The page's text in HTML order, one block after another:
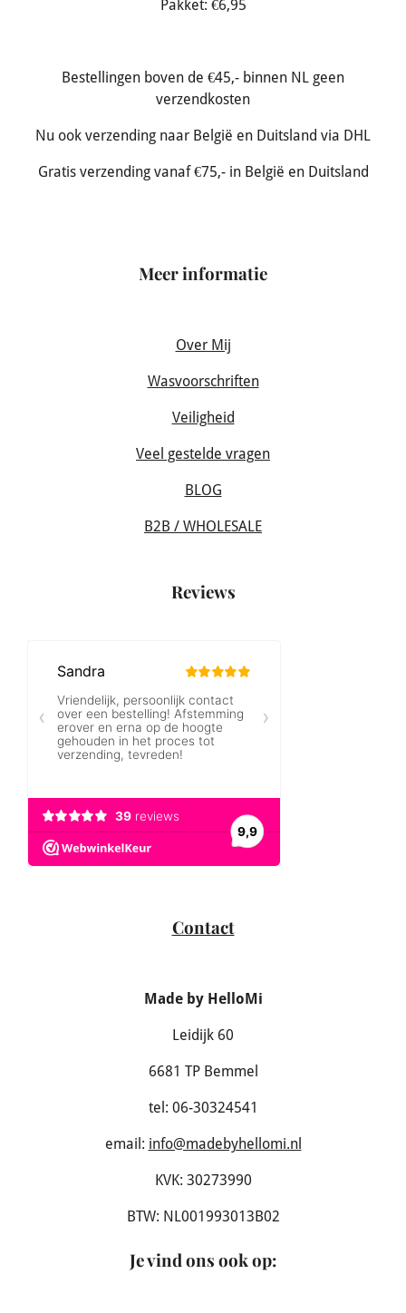
Pakket: €6,95
Bestellingen boven de €45,- binnen NL geen
verzendkosten
Nu ook verzending naar België en Duitsland via DHL
Gratis verzending vanaf €75,- in België en Duitsland
Meer informatie
Over Mij
Wasvoorschriften
Veiligheid
Veel gestelde vragen
BLOG
B2B / WHOLESALE
Reviews
Contact
Made by HelloMi
Leidijk 60
6681 TP Bemmel
tel: 06-30324541
email: info@madebyhellomi.nl
KVK: 30273990
BTW: NL001993013B02
Je vind ons ook op: